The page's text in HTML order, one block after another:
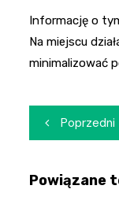
Informację o
Na miejscu
minimalizować
wpisu
Poprzedni
Powiązane